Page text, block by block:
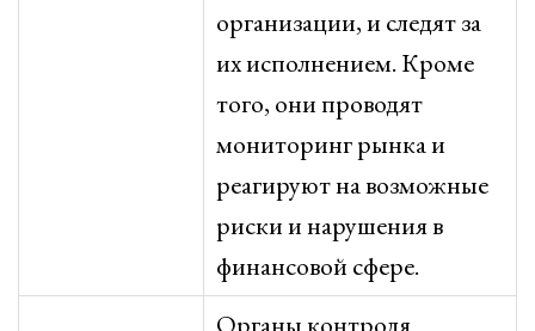
организации, и следят за
их исполнением. Кроме
того, они проводят
мониторинг рынка и
реагируют на возможные
риски и нарушения в
финансовой сфере.